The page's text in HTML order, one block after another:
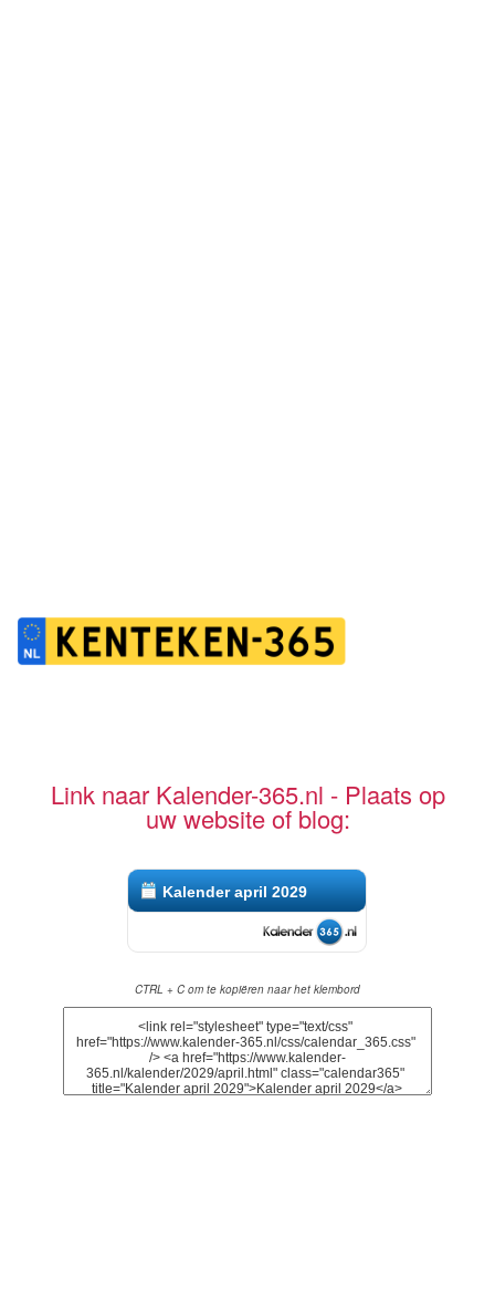
Link naar Kalender-365.nl - Plaats op
uw website of blog:
Kalender april 2029
CTRL + C om te kopiëren naar het klembord